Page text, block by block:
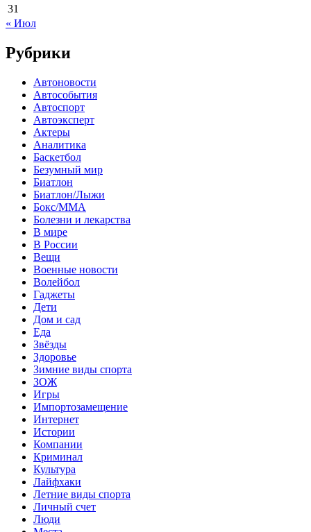
31
« Июл
Рубрики
Автоновости
Автособытия
Автоспорт
Автоэксперт
Актеры
Аналитика
Баскетбол
Безумный мир
Биатлон
Биатлон/Лыжи
Бокс/MMA
Болезни и лекарства
В мире
В России
Вещи
Военные новости
Волейбол
Гаджеты
Дети
Дом и сад
Еда
Звёзды
Здоровье
Зимние виды спорта
ЗОЖ
Игры
Импортозамещение
Интернет
Истории
Компании
Криминал
Культура
Лайфхаки
Летние виды спорта
Личный счет
Люди